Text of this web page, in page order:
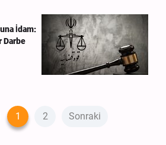
İdam:
Darbe
1 2 Sonraki